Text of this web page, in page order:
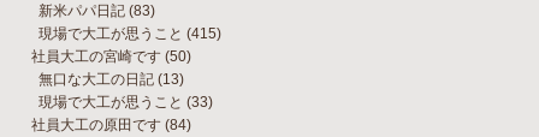
新米パパ日記 (83)
現場で大工が思うこと (415)
社員大工の宮崎です (50)
無口な大工の日記 (13)
現場で大工が思うこと (33)
社員大工の原田です (84)